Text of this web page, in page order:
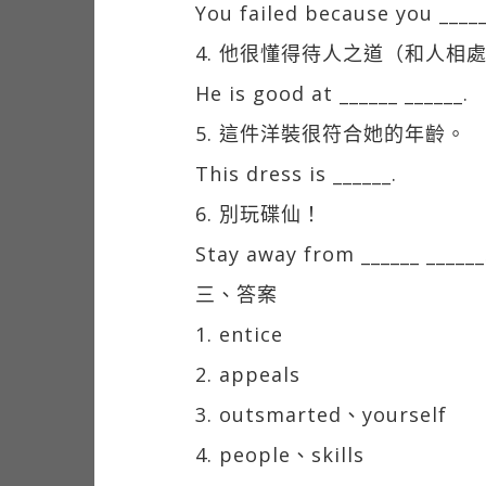
You failed because you
4. 他很懂得待人之道（和人相處
He is good at ______ ______.
5. 這件洋裝很符合她的年齡。
This dress is ______.
6. 別玩碟仙！
Stay away from ______
三、答案
1. entice
2. appeals
3. outsmarted、yourself
4. people、skills